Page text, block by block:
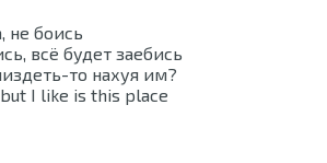
не боись
всё будет заебись
то нахуя им?
I like is this place